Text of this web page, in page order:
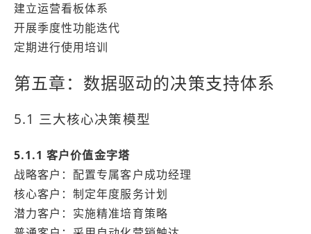
建立运营看板体系
开展季度性功能迭代
定期进行使用培训
第五章：数据驱动的决策支持体系
5.1 三大核心决策模型
5.1.1 客户价值金字塔
战略客户：配置专属客户成功经理
核心客户：制定年度服务计划
潜力客户：实施精准培育策略